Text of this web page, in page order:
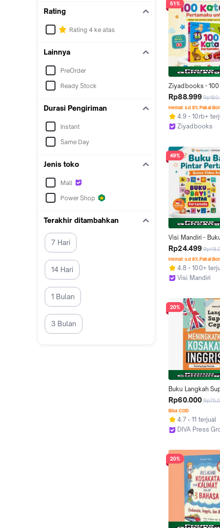
Rating
Rating 4 ke atas
Lainnya
PreOrder
Ready Stock
Durasi Pengiriman
Instant
Same Day
Jenis toko
Mall
Power Shop
Terakhir ditambahkan
7 Hari
14 Hari
1 Bulan
3 Bulan
51%
Ziyadbooks - 100
Pertamaku
Bilingual
Speechdelay -
Tahun Ukuran
cm Full Ilustrasi
Rp88.999
Hemat s.d 8% Pakai
4.9
10rb+
Ziyadbooks
49%
Visi Mandiri -
Pintar Pertamaku
Anak 0 1 2 Tahun
Pengenalan
Cegah
Rp24.499
Hemat s.d 8% Pakai
4.8
100+
Visi Mandiri
20%
Buku Langkah
Meningkatkan
Inggris - Saufa
Rp60.000
Bisa COD
4.7
11 terjual
DIVA Press
20%